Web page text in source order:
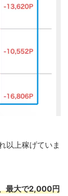
以上稼げていま
最大で2,000円